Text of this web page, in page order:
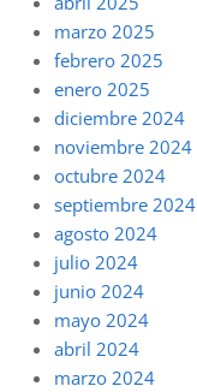
marzo 2025
febrero 2025
enero 2025
diciembre 2024
noviembre 2024
octubre 2024
septiembre 2024
agosto 2024
julio 2024
junio 2024
mayo 2024
abril 2024
marzo 2024